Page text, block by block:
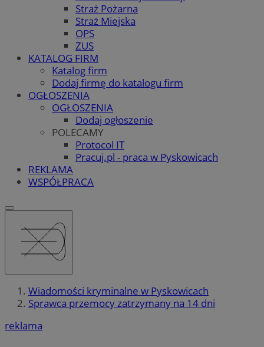
Straż Pożarna
Straż Miejska
OPS
ZUS
KATALOG FIRM
Katalog firm
Dodaj firmę do katalogu firm
OGŁOSZENIA
OGŁOSZENIA
Dodaj ogłoszenie
POLECAMY
Protocol IT
Pracuj.pl - praca w Pyskowicach
REKLAMA
WSPÓŁPRACA
Wiadomości kryminalne w Pyskowicach
Sprawca przemocy zatrzymany na 14 dni
reklama